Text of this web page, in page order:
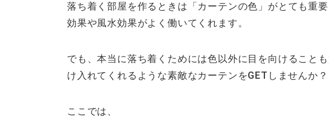
落ち着く部屋を作るときは「カーテンの色」がとても重
効果や風水効果がよく働いてくれます。
でも、本当に落ち着くためには色以外に目を向けること
け入れてくれるような素敵なカーテンをGETしませんか？
ここでは、